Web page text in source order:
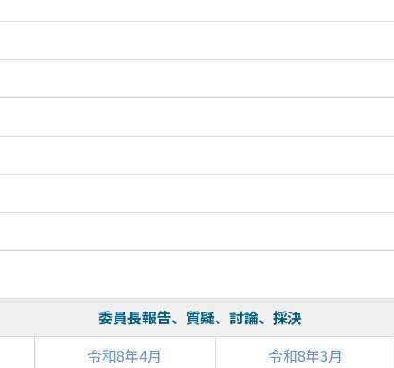
委員長報告、質疑、討論、採決
令和8年4月 令和8年3月